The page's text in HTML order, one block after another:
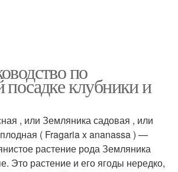
по
посадке клубники и
, или Земляника садовая , или
( Fragaria x ananassa ) —
растение рода Земляника
Это растение и его ягоды нередко,